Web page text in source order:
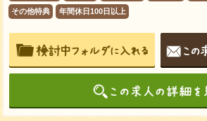
その他特典 年間休日100日以上